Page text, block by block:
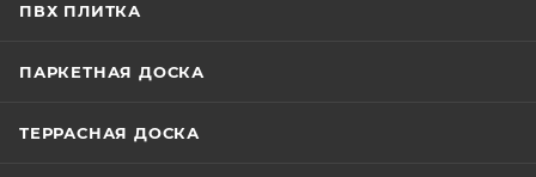
ПВХ ПЛИТКА
ПАРКЕТНАЯ ДОСКА
ТЕРРАСНАЯ ДОСКА